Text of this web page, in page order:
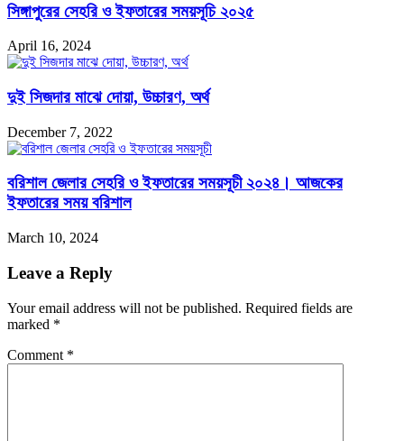
সিঙ্গাপুরের সেহরি ও ইফতারের সময়সূচি ২০২৫
April 16, 2024
দুই সিজদার মাঝে দোয়া, উচ্চারণ, অর্থ
December 7, 2022
বরিশাল জেলার সেহরি ও ইফতারের সময়সূচী ২০২৪। আজকের
ইফতারের সময় বরিশাল
March 10, 2024
Leave a Reply
Your email address will not be published. Required fields are
marked *
Comment *